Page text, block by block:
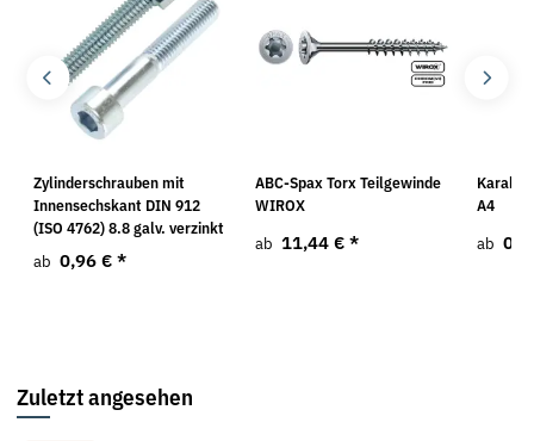
Zylinderschrauben mit
Innensechskant DIN 912
(ISO 4762) 8.8 galv. verzinkt
ab 0,96 € *
ABC-Spax Torx Teilgewinde
WIROX
ab 11,44 € *
A4
ab
Zuletzt angesehen